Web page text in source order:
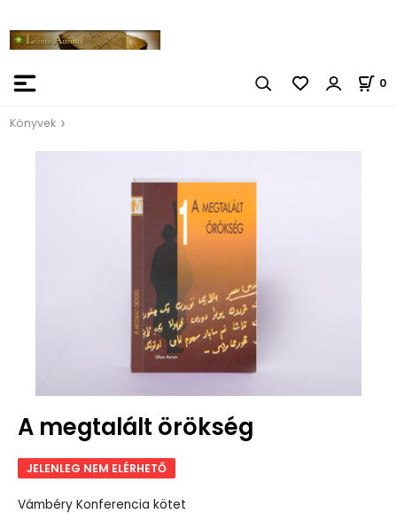
0
Könyvek
A megtalált örökség
JELENLEG NEM ELÉRHETŐ
Vámbéry Konferencia kötet